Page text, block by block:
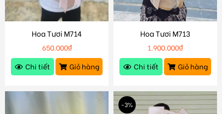
Hoa Tươi M714
650.000₫
Chi tiết
Giỏ hàng
Hoa Tươi M713
1.900.000₫
Chi tiết
Giỏ hàng
-3%